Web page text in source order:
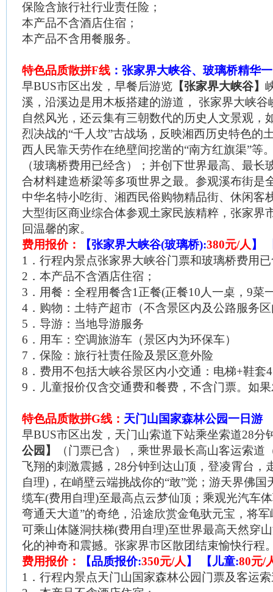
保险含旅行社行业责任险；
本产品不含酒店住宿；
本产品不含用餐服务。
特色品质散拼F线 ：张家界大峡谷、玻璃桥精华
早BUS市区出发，早餐后游览 【张家界大峡谷】
溪，沿溪边是用木板搭建的游道，
张家界大峡谷
自然风光，还云集有三朝数代的历史人文景观，
烈决战的“千人坟”古战场，反映湘西历史特色的
西人民靠天劳作在绝壁间挖凿的“南方红旗渠”等
（玻璃桥费用已经含）；并创下世界最高、最长
合材料建造桥梁等多项世界之最。参观溪布街是
中华名特小吃街、湘西民俗购物精品街、休闲客
大型街区商业综合体参观土家民族精粹，张家界
回温馨的家。
费用报价：
【张家界大峡谷(玻璃桥):380元/人 】
1 ．行程内景点张家界大峡谷门票和玻璃桥费用
2 ．本产品不含酒店住宿；
3 ．用餐：全程用餐含1 正餐(正餐10 人一桌， 9菜
4 ．购物：土特产超市（不含景区内及公路服务
5 ．导游：当地导游服务
6 ．用车：空调旅游车（景区内为环保车）
7 ．保险：旅行社责任险及景区意外险
8 ．费用不包括大峡谷景区内小交通：电梯+鞋套
9 ．儿童报价仅含交通费和餐费，不含门票。如
特色品质散拼G线： 天门山国家森林公园一日游
早BUS市区出发，天门山索道下站乘坐索道28分
公园】
（门票已含），乘世界最长高山客运索道
飞翔的刺激震撼， 28分钟到达山顶，登凌霄台，
自理) ，在峭壁云端挑战你的“敢”觉；游天界佛
缆车(费用自理)至最高点云梦仙顶；乘观光汽车
弯通天大道”的奇绝，沿途欣赏金龟驮元宝，将
可乘山体隧洞扶梯(费用自理)至世界最高天然穿
化的神奇和震撼。张家界市区散团结束愉快行程
费用报价：
【品质报价:350元/人 】 【儿童:80元/
1 ．行程内景点天门山国家森林公园门票及客运